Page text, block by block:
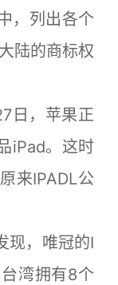
，列出各个
陆的商标权
，苹果正
iPad。这时
来IPADL公
，唯冠的I
湾拥有8个